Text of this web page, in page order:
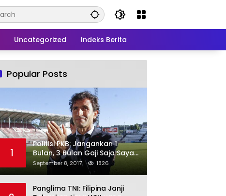
Uncategorized Indeks Berita
Popular Posts
1
Politisi PKB: Jangankan 1
Bulan, 3 Bulan Gaji Saja Saya
Siap untuk Rohingya
September 8, 2017 1826
Panglima TNI: Filipina Janji